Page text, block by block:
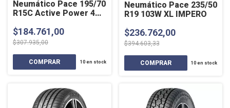
Neumático Pace 195/70
R15C Active Power 4
$184.761,00
$307.935,00
10en stock
Neumático Pace 235/50
R19 103W XL IMPERO
$236.762,00
$394.603,33
10 en stock